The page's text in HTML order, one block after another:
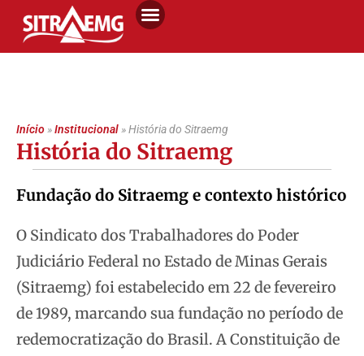
Início»Institucional»História do Sitraemg
História do Sitraemg
Fundação do Sitraemg e contexto histórico
O Sindicato dos Trabalhadores do Poder
Judiciário Federal no Estado de Minas Gerais
(Sitraemg) foi estabelecido em 22 de fevereiro
de 1989, marcando sua fundação no período de
redemocratização do Brasil. A Constituição de